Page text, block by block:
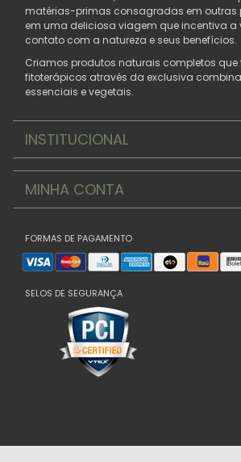
matérias-primas consagradas em outras
em uma deliciosa viagem que incentiva a
contato com a natureza e seus benefícios.
Criamos produtos naturais completos
fitoterápicos através da exclusiva
essenciais e vegetais.
INSTITUCIONAL
MINHA CONTA
FORMAS DE PAGAMENTO
SELOS DE SEGURANÇA